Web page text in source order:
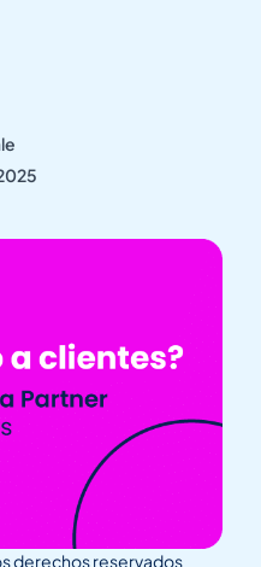
derechos reservados